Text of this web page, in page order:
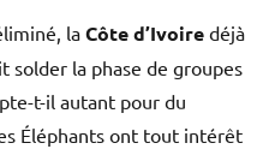
la Côte d’Ivoire déjà
solder la phase de groupes
t-il autant pour du
Éléphants ont tout intérêt